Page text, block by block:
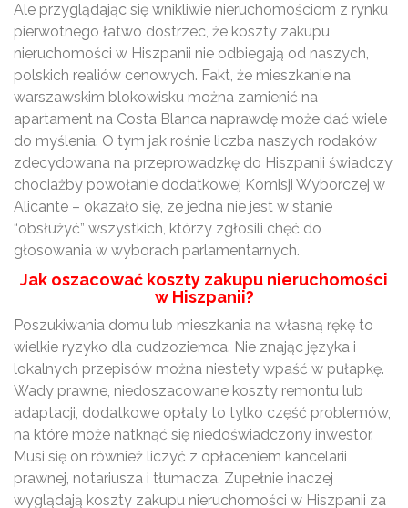
Ale przyglądając się wnikliwie nieruchomościom z rynku
pierwotnego łatwo dostrzec, że koszty zakupu
nieruchomości w Hiszpanii nie odbiegają od naszych,
polskich realiów cenowych. Fakt, że mieszkanie na
warszawskim blokowisku można zamienić na
apartament na Costa Blanca naprawdę może dać wiele
do myślenia. O tym jak rośnie liczba naszych rodaków
zdecydowana na przeprowadzkę do Hiszpanii świadczy
chociażby powołanie dodatkowej Komisji Wyborczej w
Alicante – okazało się, ze jedna nie jest w stanie
“obsłużyć” wszystkich, którzy zgłosili chęć do
głosowania w wyborach parlamentarnych.
Jak oszacować koszty zakupu nieruchomości
w Hiszpanii?
Poszukiwania domu lub mieszkania na własną rękę to
wielkie ryzyko dla cudzoziemca. Nie znając języka i
lokalnych przepisów można niestety wpaść w pułapkę.
Wady prawne, niedoszacowane koszty remontu lub
adaptacji, dodatkowe opłaty to tylko część problemów,
na które może natknąć się niedoświadczony inwestor.
Musi się on również liczyć z opłaceniem kancelarii
prawnej, notariusza i tłumacza. Zupełnie inaczej
wyglądają koszty zakupu nieruchomości w Hiszpanii za